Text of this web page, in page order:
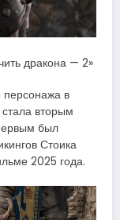
дракона — 2»
персонажа в
вторым
был
Стоика
2025 года.